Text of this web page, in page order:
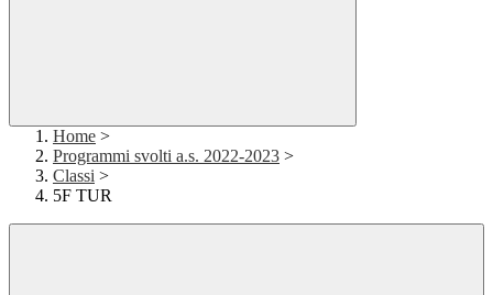
Home >
Programmi svolti a.s. 2022-2023 >
Classi >
5F TUR